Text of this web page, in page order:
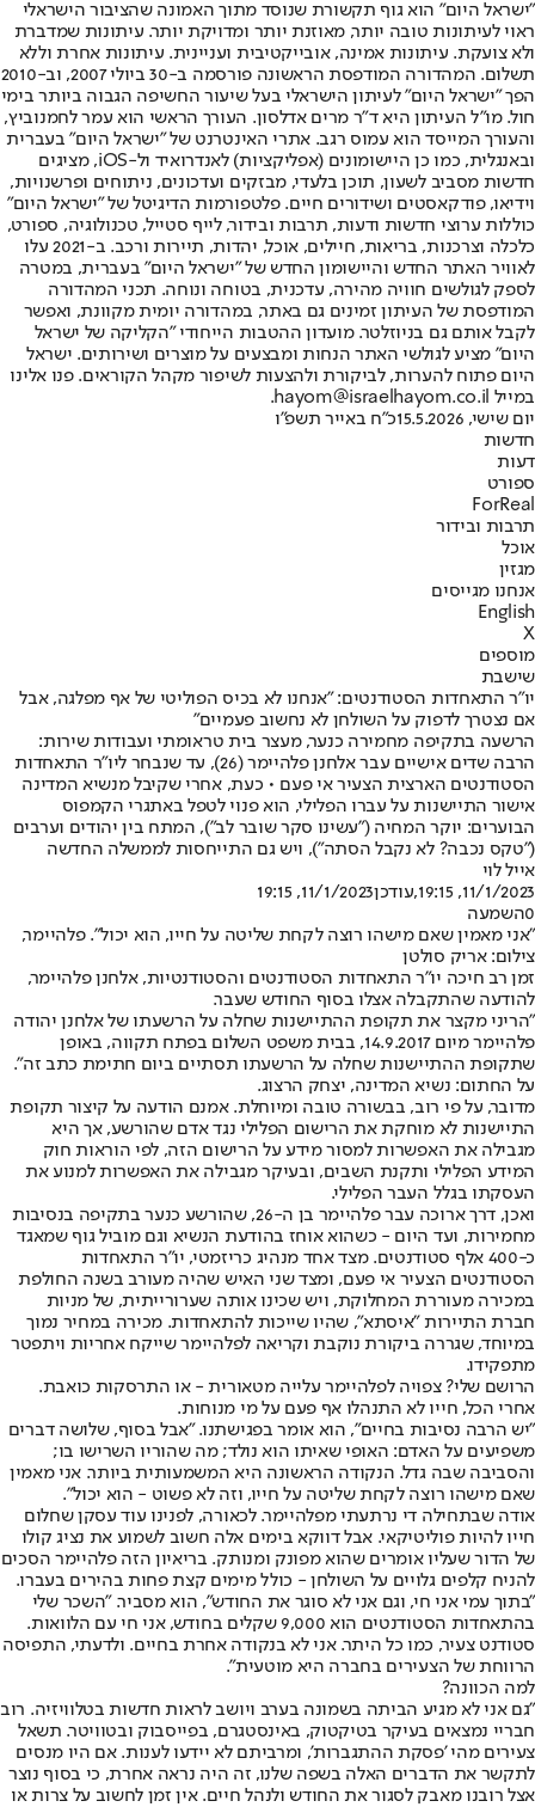
"ישראל היום" הוא גוף תקשורת שנוסד מתוך האמונה שהציבור הישראלי
ראוי לעיתונות טובה יותר, מאוזנת יותר ומדויקת יותר. עיתונות שמדברת
ולא צועקת. עיתונות אמינה, אובייקטיבית ועניינית. עיתונות אחרת וללא
תשלום. המהדורה המודפסת הראשונה פורסמה ב-30 ביולי 2007, וב-2010
הפך "ישראל היום" לעיתון הישראלי בעל שיעור החשיפה הגבוה ביותר בימי
חול. מו"ל העיתון היא ד"ר מרים אדלסון. העורך הראשי הוא עמר לחמנוביץ,
והעורך המייסד הוא עמוס רגב. אתרי האינטרנט של "ישראל היום" בעברית
ובאנגלית, כמו כן היישומונים (אפליקציות) לאנדרואיד ול-iOS, מציגים
חדשות מסביב לשעון, תוכן בלעדי, מבזקים ועדכונים, ניתוחים ופרשנויות,
וידיאו, פודקאסטים ושידורים חיים. פלטפורמות הדיגיטל של "ישראל היום"
כוללות ערוצי חדשות ודעות, תרבות ובידור, לייף סטייל, טכנולוגיה, ספורט,
כלכלה וצרכנות, בריאות, חיילים, אוכל, יהדות, תיירות ורכב. ב-2021 עלו
לאוויר האתר החדש והיישומון החדש של "ישראל היום" בעברית, במטרה
לספק לגולשים חוויה מהירה, עדכנית, בטוחה ונוחה. תכני המהדורה
המודפסת של העיתון זמינים גם באתר, במהדורה יומית מקוונת, ואפשר
לקבל אותם גם בניוזלטר. מועדון ההטבות הייחודי "הקליקה של ישראל
היום" מציע לגולשי האתר הנחות ומבצעים על מוצרים ושירותים. ישראל
היום פתוח להערות, לביקורת ולהצעות לשיפור מקהל הקוראים. פנו אלינו
במייל hayom@israelhayom.co.il.
יום שישי, 15.5.2026
כ"ח באייר תשפ"ו
חדשות
דעות
ספורט
ForReal
תרבות ובידור
אוכל
מגזין
אנחנו מגייסים
English
X
מוספים
שישבת
יו"ר התאחדות הסטודנטים: "אנחנו לא בכיס הפוליטי של אף מפלגה, אבל
אם נצטרך לדפוק על השולחן לא נחשוב פעמיים"
הרשעה בתקיפה מחמירה כנער, מעצר בית טראומתי ועבודות שירות:
הרבה שדים אישיים עבר אלחנן פלהיימר (26), עד שנבחר ליו"ר התאחדות
הסטודנטים הארצית הצעיר אי פעם • כעת, אחרי שקיבל מנשיא המדינה
אישור התיישנות על עברו הפלילי, הוא פנוי לטפל באתגרי הקמפוס
הבוערים: יוקר המחיה ("עשינו סקר שובר לב"), המתח בין יהודים וערבים
("טקס נכבה? לא נקבל הסתה"), ויש גם התייחסות לממשלה החדשה
אייל לוי
11/1/2023, 19:15
,עודכן11/1/2023, 19:15
0השמעה
"אני מאמין שאם מישהו רוצה לקחת שליטה על חייו, הוא יכול". פלהיימר,
צילום: אריק סולטן
זמן רב חיכה יו"ר התאחדות הסטודנטים והסטודנטיות, אלחנן פלהיימר,
להודעה שהתקבלה אצלו בסוף החודש שעבר.
"הריני מקצר את תקופת ההתיישנות שחלה על הרשעתו של אלחנן יהודה
פלהיימר מיום 14.9.2017, בבית משפט השלום בפתח תקווה, באופן
שתקופת ההתיישנות שחלה על הרשעתו תסתיים ביום חתימת כתב זה".
על החתום: נשיא המדינה, יצחק הרצוג.
מדובר, על פי רוב, בבשורה טובה ומיוחלת. אמנם הודעה על קיצור תקופת
התיישנות לא מוחקת את הרישום הפלילי נגד אדם שהורשע, אך היא
מגבילה את האפשרות למסור מידע על הרישום הזה, לפי הוראות חוק
המידע הפלילי ותקנת השבים, ובעיקר מגבילה את האפשרות למנוע את
העסקתו בגלל העבר הפלילי.
ואכן, דרך ארוכה עבר פלהיימר בן ה-26, שהורשע כנער בתקיפה בנסיבות
מחמירות, ועד היום - כשהוא אוחז בהודעת הנשיא וגם מוביל גוף שמאגד
כ-400 אלף סטודנטים. מצד אחד מנהיג כריזמטי, יו"ר התאחדות
הסטודנטים הצעיר אי פעם, ומצד שני האיש שהיה מעורב בשנה החולפת
במכירה מעוררת המחלוקת, ויש שכינו אותה שערורייתית, של מניות
חברת התיירות "איסתא", שהיו שייכות להתאחדות. מכירה במחיר נמוך
במיוחד, שגררה ביקורת נוקבת וקריאה לפלהיימר שייקח אחריות ויתפטר
מתפקידו.
הרושם שלי? צפויה לפלהיימר עלייה מטאורית - או התרסקות כואבת.
אחרי הכל, חייו לא התנהלו אף פעם על מי מנוחות.
"יש הרבה נסיבות בחיים", הוא אומר בפגישתנו. "אבל בסוף, שלושה דברים
משפיעים על האדם: האופי שאיתו הוא נולד; מה שהוריו השרישו בו;
והסביבה שבה גדל. הנקודה הראשונה היא המשמעותית ביותר. אני מאמין
שאם מישהו רוצה לקחת שליטה על חייו, וזה לא פשוט - הוא יכול".
אודה שבתחילה די נרתעתי מפלהיימר. לכאורה, לפנינו עוד עסקן שחלום
חייו להיות פוליטיקאי. אבל דווקא בימים אלה חשוב לשמוע את נציג קולו
של הדור שעליו אומרים שהוא מפונק ומנותק. בריאיון הזה פלהיימר הסכים
להניח קלפים גלויים על השולחן - כולל מימים קצת פחות בהירים בעברו.
"בתוך עמי אני חי, וגם אני לא סוגר את החודש", הוא מסביר. "השכר שלי
בהתאחדות הסטודנטים הוא 9,000 שקלים בחודש, אני חי עם הלוואות.
סטודנט צעיר, כמו כל היתר. אני לא בנקודה אחרת בחיים. ולדעתי, התפיסה
הרווחת של הצעירים בחברה היא מוטעית".
למה הכוונה?
"גם אני לא מגיע הביתה בשמונה בערב ויושב לראות חדשות בטלוויזיה. רוב
חבריי נמצאים בעיקר בטיקטוק, באינסטגרם, בפייסבוק ובטוויטר. תשאל
צעירים מהי 'פסקת ההתגברות', ומרביתם לא יידעו לענות. אם היו מנסים
לתקשר את הדברים האלה בשפה שלנו, זה היה נראה אחרת, כי בסוף נוצר
אצל רובנו מאבק לסגור את החודש ולנהל חיים. אין זמן לחשוב על צרות או